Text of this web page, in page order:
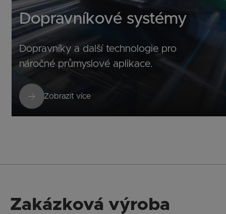
Dopravníkové systémy
Dopravníky a další technologie pro
náročné průmyslové aplikace.
Zobrazit více
Zakázková výroba